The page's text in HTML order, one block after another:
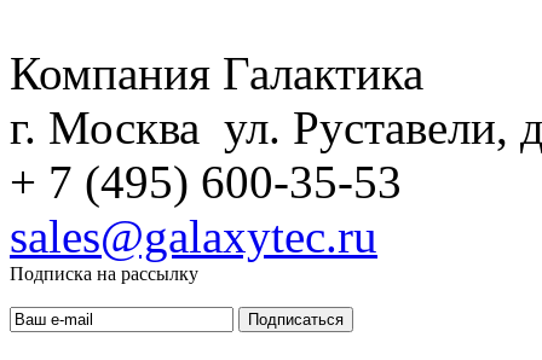
Компания Галактика
г. Москва ул. Руставели,
+ 7 (495) 600-35-53
sales@galaxytec.ru
Подписка на рассылку
Подписаться